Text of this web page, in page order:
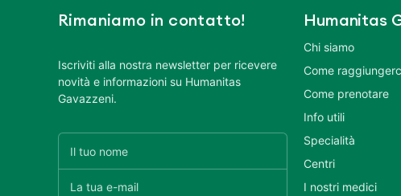
Rimaniamo in contatto!
Iscriviti alla nostra newsletter per ricevere
novità e informazioni su Humanitas
Gavazzeni.
Humanitas
Chi siamo
Come
Come prenotare
Info utili
Specialità
Centri
I nostri medici